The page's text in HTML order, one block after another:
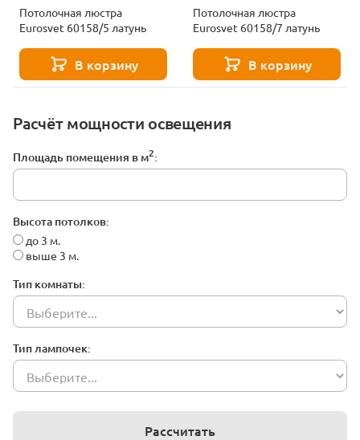
Расчёт мощности освещения
Площадь помещения в м2:
Высота потолков:
до 3 м.
выше 3 м.
Тип комнаты:
Тип лампочек:
Рассчитать
Потолочная люстра
Eurosvet 60158/5 латунь
В корзину
Потолочная люстра
Eurosvet 60158/7 латунь
В корзину